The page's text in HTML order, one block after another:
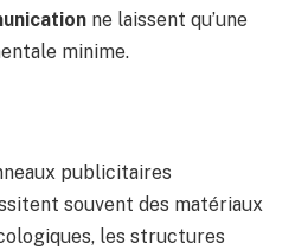
ne laissent qu’une
minime.
publicitaires
souvent des matériaux
les structures